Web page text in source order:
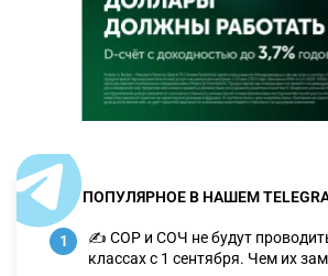
ПОПУЛЯРНОЕ В НАШЕМ
1
✍️ СОР и СОЧ не будут
классах с 1 сентября. Чем их